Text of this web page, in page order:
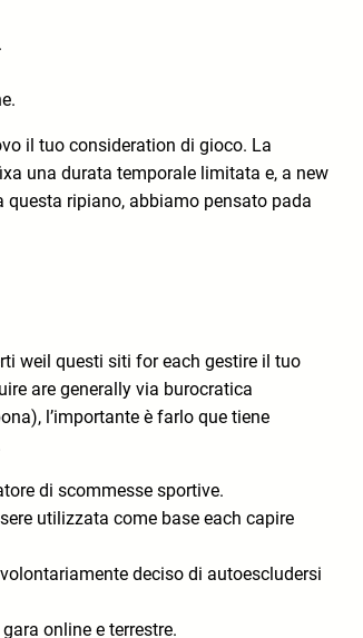
il tuo consideration di gioco. La
una durata temporale limitata e, a new
ripiano, abbiamo pensato pada
weil questi siti for each gestire il tuo
are generally via burocratica
l’importante è farlo que tiene
di scommesse sportive.
utilizzata come base each capire
deciso di autoescludersi
online e terrestre.